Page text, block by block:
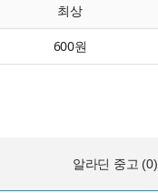
최상
600원
알라딘 중고 (0)